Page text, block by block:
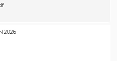
2026